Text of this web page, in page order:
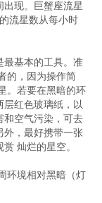
出现。巨蟹座流星
流星数从每小时
最基本的工具。准
的，因为操作简
。若要在黑暗的环
红色玻璃纸，以
和空气污染，可去
外，最好携带一张
灿烂的星空。
环境相对黑暗（灯